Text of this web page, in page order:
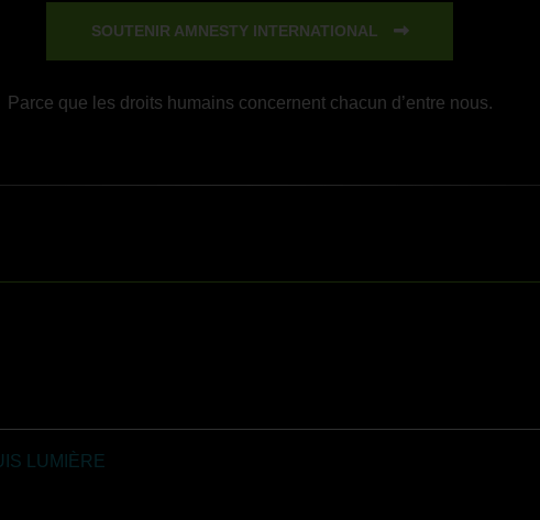
SOUTENIR AMNESTY INTERNATIONAL
Parce que les droits humains concernent chacun d’entre nous.
LUMIÈRE